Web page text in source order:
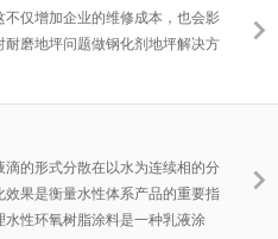
仅增加企业的维修成本，也会影
磨地坪问题做钢化剂地坪解决方
的形式分散在以水为连续相的分
果是衡量水性体系产品的重要指
性环氧树脂涂料是一种乳液涂